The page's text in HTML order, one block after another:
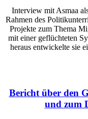
Interview mit Asmaa
Rahmen des
Projekte zum Thema
mit einer geflüchteten
heraus entwickelte sie
Bericht über den
und zum